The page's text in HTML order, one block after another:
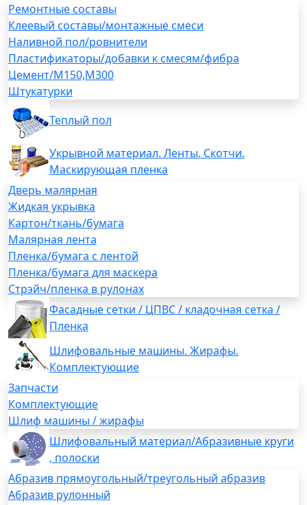
Ремонтные составы
Клеевый составы/монтажные смеси
Наливной пол/ровнители
Пластификаторы/добавки к смесям/фибра
Цемент/М150,М300
Штукатурки
Теплый пол
Укрывной материал. Ленты. Скотчи.
Маскирующая пленка
Дверь малярная
Жидкая укрывка
Картон/ткань/бумага
Малярная лента
Пленка/бумага с лентой
Пленка/бумага для маскера
Стрэйч/пленка в рулонах
Фасадные сетки / ЦПВС / кладочная сетка /
Пленка
Шлифовальные машины. Жирафы.
Комплектующие
Запчасти
Комплектующие
Шлиф машины / жирафы
Шлифовальный материал/Абразивные круги
, полоски
Абразив прямоугольный/треугольный абразив
Абразив рулонный